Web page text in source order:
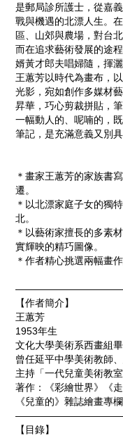
是郵局診所護士，從嘉
戰與機遇的北漂人生。
區、山郊與農場，對台
而在追求藝術發展的途
婿黃才郎夫唱婦隨，揮
王蕙芳以時代為畫布，
光影，宛如創作多媒材
昇華，巧心剪裁拼貼，
一幅動人的、呢喃的，
筆記，是充滿意義又別
＊畫家王蕙芳的家族書
遷。
＊以北漂家庭子女的獨
北。
＊以藝術家擅長的多素
實輝映的精巧圖像。
＊作者精心挑選兩幅畫
【作者簡介】
王蕙芳
1953年生
文化大學美術系西畫組
曾任延平中學美術教師
主持「一代兒童美術教室
著作：《彩繪世界》《走
《兒童的》雜誌繪畫專
【目錄】